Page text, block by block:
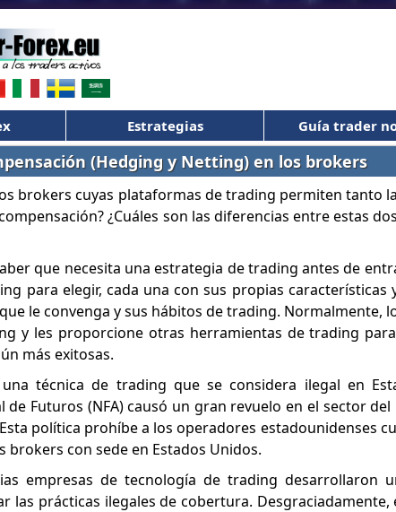
Estrategias Guía trader
(Hedging y Netting) en los brokers
brokers cuyas plataformas de trading permiten tanto la
¿Cuáles son las diferencias entre estas dos
que necesita una estrategia de trading antes de
para elegir, cada una con sus propias
le convenga y sus hábitos de trading. Normalmente,
y les proporcione otras herramientas de trading
más exitosas.
técnica de trading que se considera ilegal en
de Futuros (NFA) causó un gran revuelo en el sector
política prohíbe a los operadores estadounidenses
brokers con sede en Estados Unidos.
empresas de tecnología de trading desarrollaron
las prácticas ilegales de cobertura.